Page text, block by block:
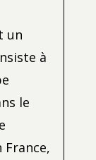
un
à
le
France,